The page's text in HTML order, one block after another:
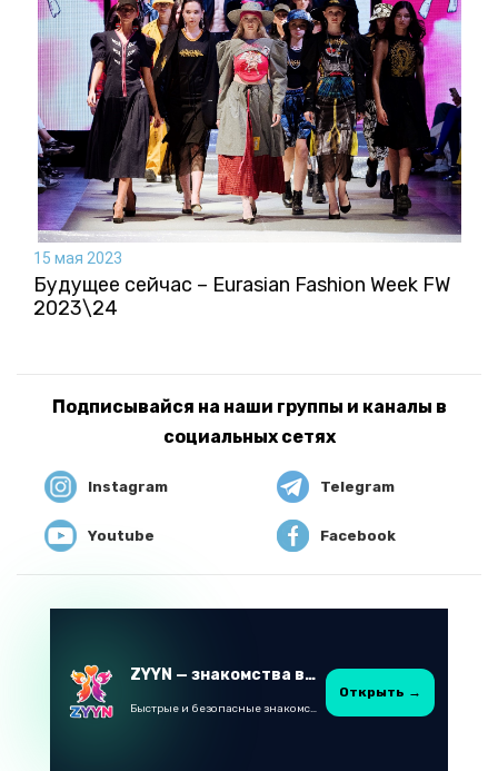
15 мая 2023
Будущее сейчас – Eurasian Fashion Week FW
2023\24
Подписывайся на наши группы и каналы в
социальных сетях
Instagram Telegram
Youtube Facebook
ZYYN — знакомства в Казахстане
Быстрые и безопасные знакомства в Telegram
Открыть →